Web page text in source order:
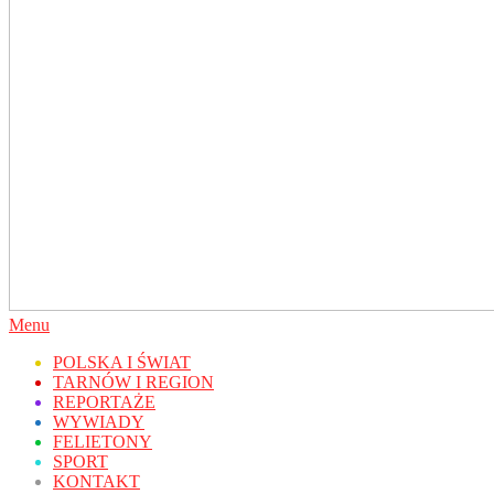
Secondary
Menu
Menu
POLSKA I ŚWIAT
TARNÓW I REGION
REPORTAŻE
WYWIADY
FELIETONY
SPORT
KONTAKT